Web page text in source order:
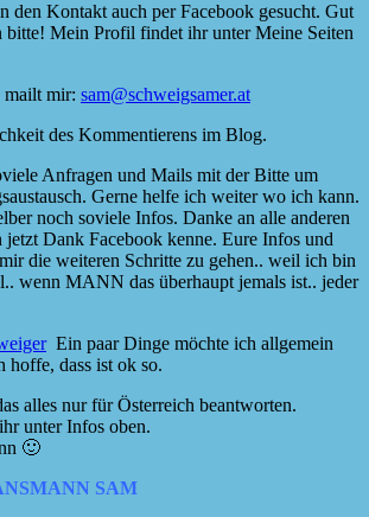
den Kontakt auch per Facebook gesucht. Gut
bitte! Mein Profil findet ihr unter Meine Seiten
mailt mir: sam@schweigsamer.at
des Kommentierens im Blog.
Anfragen und Mails mit der Bitte um
Gerne helfe ich weiter wo ich kann.
noch soviele Infos. Danke an alle anderen
jetzt Dank Facebook kenne. Eure Infos und
die weiteren Schritte zu gehen.. weil ich bin
wenn MANN das überhaupt jemals ist.. jeder
Ein paar Dinge möchte ich allgemein
hoffe, dass ist ok so.
alles nur für Österreich beantworten.
unter Infos oben.
🙂
SAM